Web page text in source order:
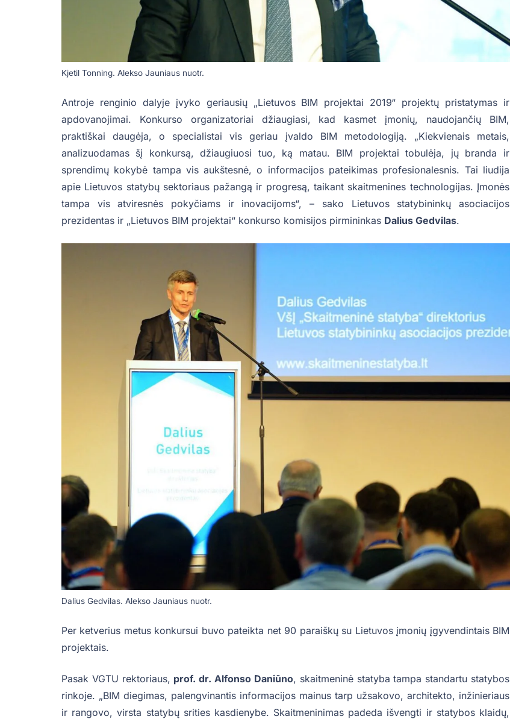
Kjetil Tonning. Alekso Jauniaus nuotr.
Antroje renginio dalyje įvyko geriausių „Lietuvos BIM projektai 2019“ projektų pristatymas ir
apdovanojimai. Konkurso organizatoriai džiaugiasi, kad kasmet įmonių, naudojančių BIM,
praktiškai daugėja, o specialistai vis geriau įvaldo BIM metodologiją. „Kiekvienais metais,
analizuodamas šį konkursą, džiaugiuosi tuo, ką matau. BIM projektai tobulėja, jų branda ir
sprendimų kokybė tampa vis aukštesnė, o informacijos pateikimas profesionalesnis. Tai liudija
apie Lietuvos statybų sektoriaus pažangą ir progresą, taikant skaitmenines technologijas. Įmonės
tampa vis atviresnės pokyčiams ir inovacijoms“, – sako Lietuvos statybininkų asociacijos
prezidentas ir „Lietuvos BIM projektai“ konkurso komisijos pirmininkas Dalius Gedvilas.
Dalius Gedvilas. Alekso Jauniaus nuotr.
Per ketverius metus konkursui buvo pateikta net 90 paraiškų su Lietuvos įmonių įgyvendintais BIM
projektais.
Pasak VGTU rektoriaus, prof. dr. Alfonso Daniūno, skaitmeninė statyba tampa standartu statybos
rinkoje. „BIM diegimas, palengvinantis informacijos mainus tarp užsakovo, architekto, inžinieriaus
ir rangovo, virsta statybų srities kasdienybe. Skaitmeninimas padeda išvengti ir statybos klaidų,